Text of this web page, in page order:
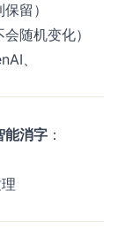
留）
随机变化）
、
能消字 ：